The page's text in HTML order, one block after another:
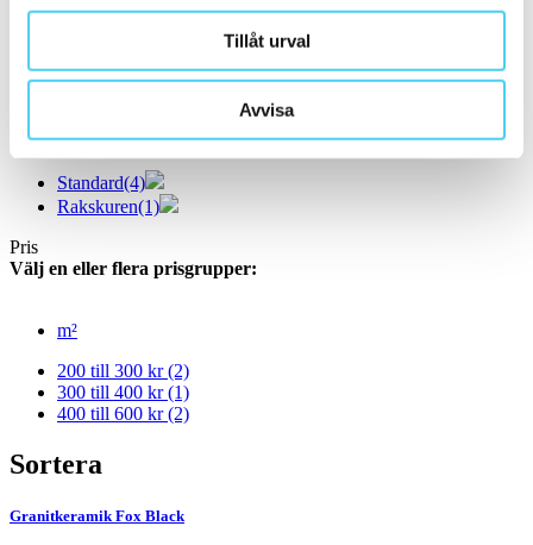
Tillåt urval
Avvisa
Välj önskad kant på plattan:
Standard(4)
Rakskuren(1)
Pris
Välj en eller flera prisgrupper:
m²
200 till 300 kr(2)
300 till 400 kr(1)
400 till 600 kr(2)
Sortera
Granitkeramik Fox Black